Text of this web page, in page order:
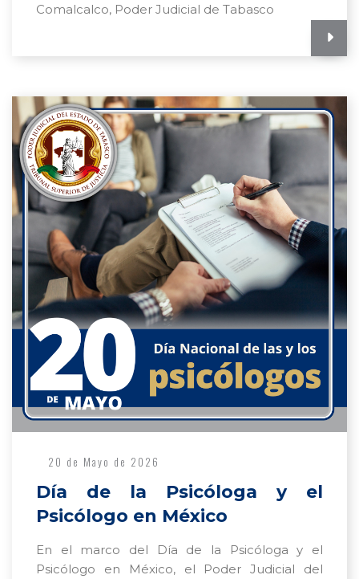
Comalcalco, Poder Judicial de Tabasco
20 de Mayo de 2026
Día de la Psicóloga y el
Psicólogo en México
En el marco del Día de la Psicóloga y el
Psicólogo en México, el Poder Judicial del